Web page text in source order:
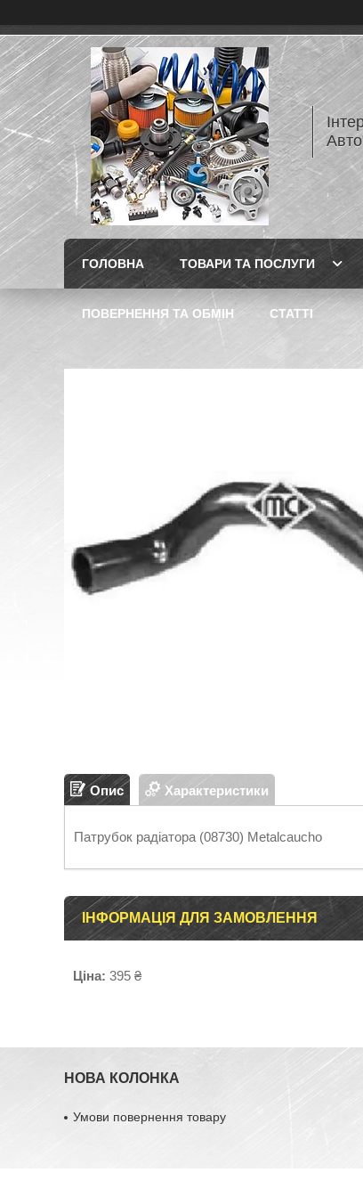
ГОЛОВНА ТОВАРИ ТА ПОСЛУГИ
ПОВЕРНЕННЯ ТА ОБМІН СТАТТІ
Опис Характеристики
Патрубок радіатора (08730) Metalcaucho
ІНФОРМАЦІЯ ДЛЯ ЗАМОВЛЕННЯ
Ціна: 395 ₴
НОВА КОЛОНКА
Умови повернення товару